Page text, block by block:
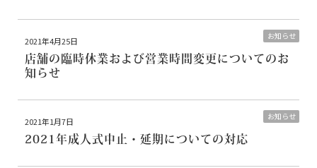
お知らせ
2021年4月25日
店舗の臨時休業および営業時間変更についてのお
知らせ
お知らせ
2021年1月7日
2021年成人式中止・延期についての対応